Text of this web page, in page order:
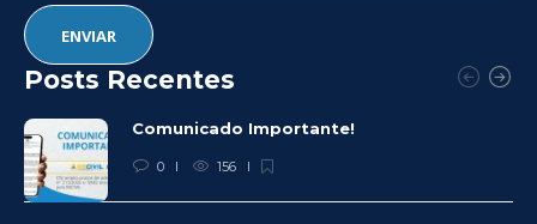
Posts Recentes
Comunicado Importante!
0 156